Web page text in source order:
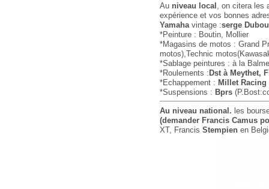
Au niveau local , on citera
expérience et vos bonnes
Yamaha vintage :serge
*Peinture : Boutin, Mollier
*Magasins de motos : Grand
motos),Technic
*Sablage peintures : à la
*Roulements :Dst à Meythet,
*Echappement : Millet Racing
*Suspensions : Bprs
Au niveau national. les
(demander Francis Camus
XT, Francis Stempien en